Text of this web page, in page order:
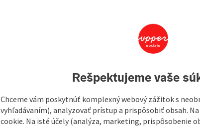
Rešpektujeme vaše
Chceme vám poskytnúť komplexný webový zážitok s
vyhľadávaním), analyzovať prístup a prispôsobiť obsah.
cookie. Na isté účely (analýza, marketing, prispôsobenie